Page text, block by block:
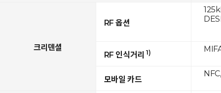
크리덴셜
RF 옵션
RF 인식거리 1)
모바일 카드